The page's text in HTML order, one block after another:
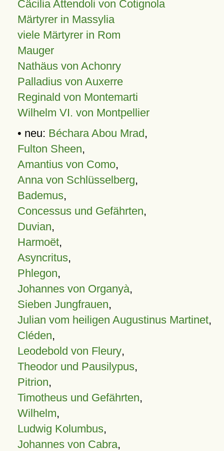
Cäcilia Attendoli von Cotignola
Märtyrer in Massylia
viele Märtyrer in Rom
Mauger
Nathäus von Achonry
Palladius von Auxerre
Reginald von Montemarti
Wilhelm VI. von Montpellier
• neu: Béchara Abou Mrad,
Fulton Sheen,
Amantius von Como,
Anna von Schlüsselberg,
Bademus,
Concessus und Gefährten,
Duvian,
Harmoët,
Asyncritus,
Phlegon,
Johannes von Organyà,
Sieben Jungfrauen,
Julian vom heiligen Augustinus Martinet,
Cléden,
Leodebold von Fleury,
Theodor und Pausilypus,
Pitrion,
Timotheus und Gefährten,
Wilhelm,
Ludwig Kolumbus,
Johannes von Cabra,